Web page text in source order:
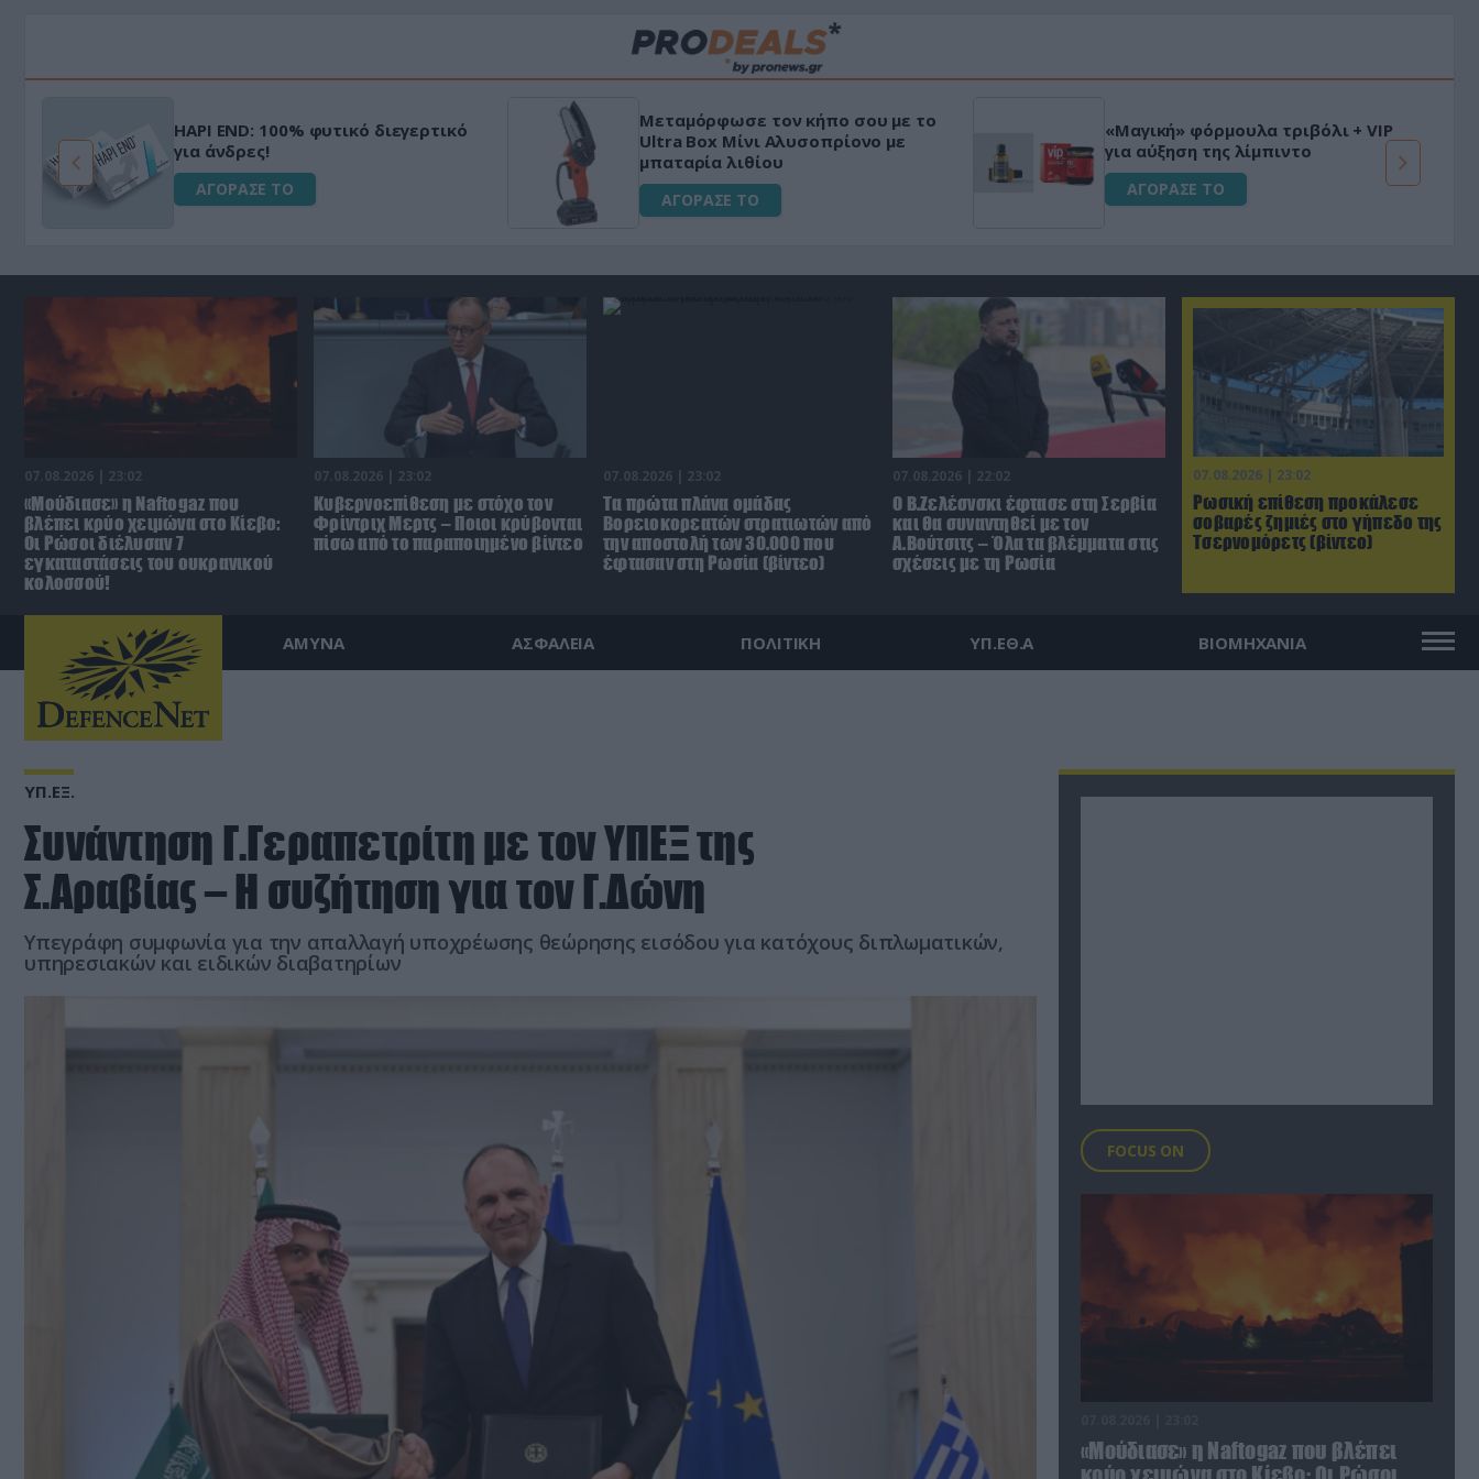
HAPI END: 100% φυτικό διεγερτικό
για άνδρες!
ΑΓΟΡΑΣΕ ΤΟ
Μεταμόρφωσε τον κήπο σου με το
Ultra Box Μίνι Αλυσοπρίονο με
μπαταρία λιθίου
ΑΓΟΡΑΣΕ ΤΟ
«Μαγική» φόρμουλα τριβόλι + VIP
για αύξηση της λίμπιντο
ΑΓΟΡΑΣΕ ΤΟ
07.08.2026 | 23:02
Ρωσική επίθεση προκάλεσε
σοβαρές ζημιές στο γήπεδο της
Τσερνομόρετς (βίντεο)
07.08.2026 | 23:02
«Μούδιασε» η Naftogaz που
βλέπει κρύο χειμώνα στο Κίεβο:
Οι Ρώσοι διέλυσαν 7
εγκαταστάσεις του ουκρανικού
κολοσσού!
07.08.2026 | 23:02
Κυβερνοεπίθεση με στόχο τον
Φρίντριχ Μερτς – Ποιοι κρύβονται
πίσω από το παραποιημένο βίντεο
07.08.2026 | 23:02
Τα πρώτα πλάνα ομάδας
Βορειοκορεατών στρατιωτών από
την αποστολή των 30.000 που
έφτασαν στη Ρωσία (βίντεο)
07.08.2026 | 22:02
Ο Β.Ζελέσνσκι έφτασε στη Σερβία
και θα συναντηθεί με τον
Α.Βούτσιτς – Όλα τα βλέμματα στις
σχέσεις με τη Ρωσία
ΑΜΥΝΑ ΑΣΦΑΛΕΙΑ ΠΟΛΙΤΙΚΗ ΥΠ.ΕΘ.Α ΒΙΟΜΗΧΑΝΙΑ
ΥΠ.ΕΞ.
Συνάντηση Γ.Γεραπετρίτη με τον ΥΠΕΞ της
Σ.Αραβίας – Η συζήτηση για τον Γ.Δώνη
Υπεγράφη συμφωνία για την απαλλαγή υποχρέωσης θεώρησης εισόδου για κατόχους διπλωματικών,
υπηρεσιακών και ειδικών διαβατηρίων
FOCUS ON
«Μούδιασε» η Naftogaz που βλέπει